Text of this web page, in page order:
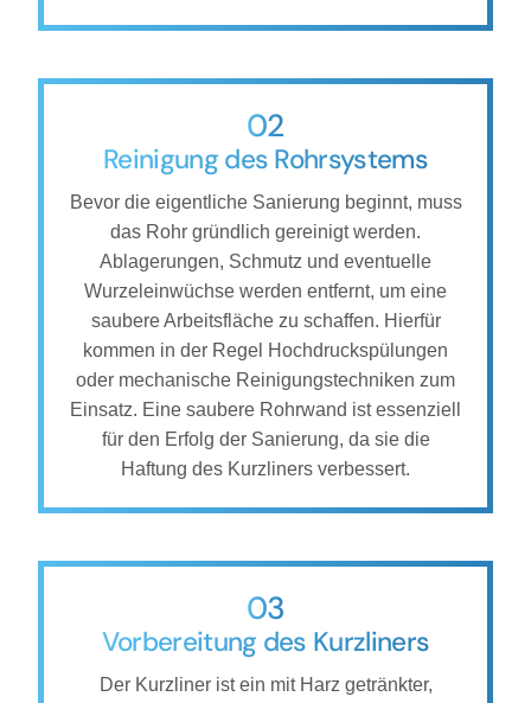
02
Reinigung des Rohrsystems
Bevor die eigentliche Sanierung beginnt, muss
das Rohr gründlich gereinigt werden.
Ablagerungen, Schmutz und eventuelle
Wurzeleinwüchse werden entfernt, um eine
saubere Arbeitsfläche zu schaffen. Hierfür
kommen in der Regel Hochdruckspülungen
oder mechanische Reinigungstechniken zum
Einsatz. Eine saubere Rohrwand ist essenziell
für den Erfolg der Sanierung, da sie die
Haftung des Kurzliners verbessert.
03
Vorbereitung des Kurzliners
Der Kurzliner ist ein mit Harz getränkter,